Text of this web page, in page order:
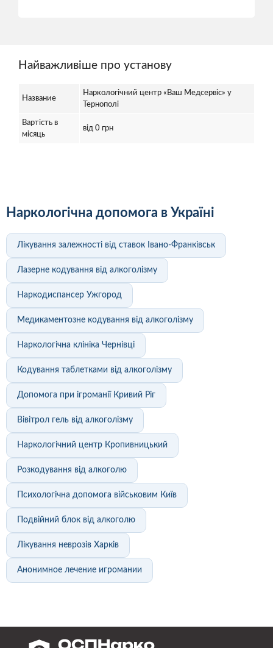
Найважливіше про установу
Название
Наркологічний центр «Ваш Медсервіс» у
Тернополі
Вартість в
місяць
від 0 грн
Наркологічна допомога в Україні
Лікування залежності від ставок Івано-Франківськ
Лазерне кодування від алкоголізму
Наркодиспансер Ужгород
Медикаментозне кодування від алкоголізму
Наркологічна клініка Чернівці
Кодування таблетками від алкоголізму
Допомога при ігроманії Кривий Ріг
Вівітрол гель від алкоголізму
Наркологічний центр Кропивницький
Розкодування від алкоголю
Психологічна допомога військовим Київ
Подвійний блок від алкоголю
Лікування неврозів Харків
Анонимное лечение игромании